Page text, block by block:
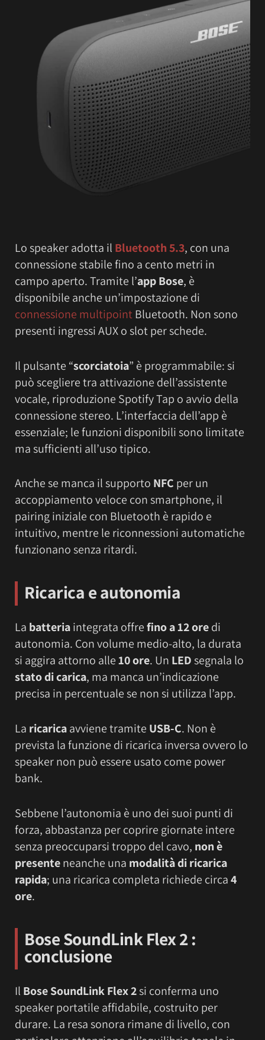
Lo speaker adotta il Bluetooth 5.3, con una
connessione stabile fino a cento metri in
campo aperto. Tramite l’app Bose, è
disponibile anche un’impostazione di
connessione multipointBluetooth. Non sono
presenti ingressi AUX o slot per schede.
Il pulsante “scorciatoia” è programmabile: si
può scegliere tra attivazione dell’assistente
vocale, riproduzione Spotify Tap o avvio della
connessione stereo. L’interfaccia dell’app è
essenziale; le funzioni disponibili sono limitate
ma sufficienti all’uso tipico.
Anche se manca il supporto NFC per un
accoppiamento veloce con smartphone, il
pairing iniziale con Bluetooth è rapido e
intuitivo, mentre le riconnessioni automatiche
funzionano senza ritardi.
Ricarica e autonomia
La batteriaintegrata offrefino a 12 oredi
autonomia. Con volume medio-alto, la durata
si aggira attorno alle10 ore. Un LEDsegnala lo
stato di carica, ma manca un’indicazione
precisa in percentuale se non si utilizza l’app.
La ricaricaavviene tramite USB-C. Non è
prevista la funzione di ricarica inversa ovvero lo
speaker non può essere usato come power
bank.
Sebbene l’autonomia è uno dei suoi punti di
forza, abbastanza per coprire giornate intere
senza preoccuparsi troppo del cavo, non è
presenteneanche una modalità di ricarica
rapida; una ricarica completa richiede circa4
ore.
Bose SoundLink Flex 2:
conclusione
Il Bose SoundLink Flex 2si conferma uno
speaker portatile affidabile, costruito per
durare. La resa sonora rimane di livello, con